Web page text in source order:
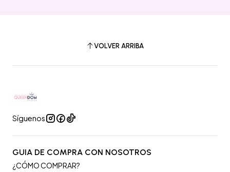
VOLVER ARRIBA
Síguenos
GUIA DE COMPRA CON NOSOTROS
¿CÓMO COMPRAR?